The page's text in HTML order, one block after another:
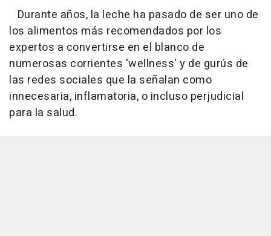
Durante años, la leche ha pasado de ser uno de
los alimentos más recomendados por los
expertos a convertirse en el blanco de
numerosas corrientes 'wellness' y de gurús de
las redes sociales que la señalan como
innecesaria, inflamatoria, o incluso perjudicial
para la salud.